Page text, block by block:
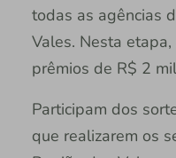
todas as agências
Vales. Nesta
prêmios de R$ 2
Participam dos
que realizarem os